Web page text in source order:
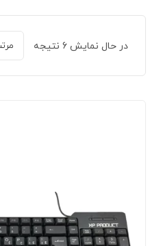
در حال نمایش 6 نتیجه